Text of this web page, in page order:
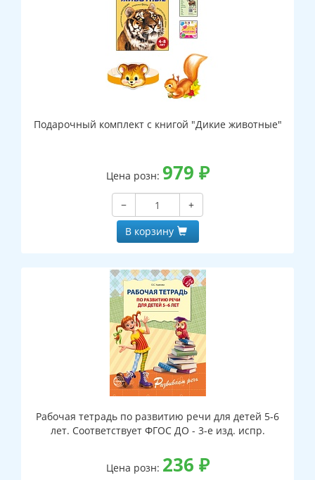
Подарочный комплект с книгой "Дикие животные"
Цена розн: 979 ₽
−
+
В корзину
Рабочая тетрадь по развитию речи для детей 5-6
лет. Соответствует ФГОС ДО - 3-е изд. испр.
Цена розн: 236 ₽